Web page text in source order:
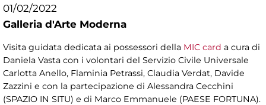
01/02/2022
Galleria d'Arte Moderna
Visita guidata dedicata ai possessori della MIC card a cura di
Daniela Vasta con i volontari del Servizio Civile Universale
Carlotta Anello, Flaminia Petrassi, Claudia Verdat, Davide
Zazzini e con la partecipazione di Alessandra Cecchini
(SPAZIO IN SITU) e di Marco Emmanuele (PAESE FORTUNA).